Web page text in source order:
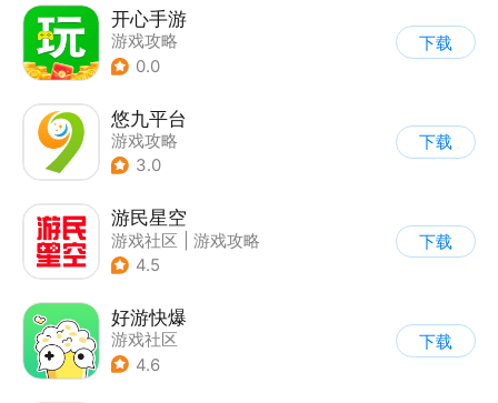
开心手游
游戏攻略
0.0
下载
悠九平台
游戏攻略
3.0
下载
游民星空
游戏社区
游戏攻略
4.5
下载
好游快爆
游戏社区
4.6
下载